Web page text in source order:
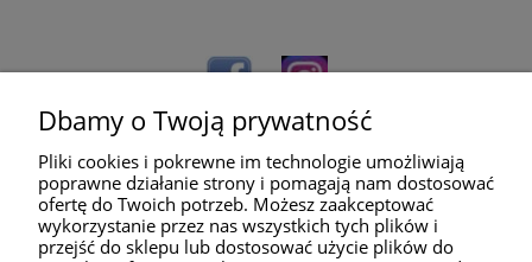
Pomoc
Dbamy o Twoją prywatność
Pliki cookies i pokrewne im technologie umożliwiają
poprawne działanie strony i pomagają nam dostosować
ofertę do Twoich potrzeb. Możesz zaakceptować
wykorzystanie przez nas wszystkich tych plików i
przejść do sklepu lub dostosować użycie plików do